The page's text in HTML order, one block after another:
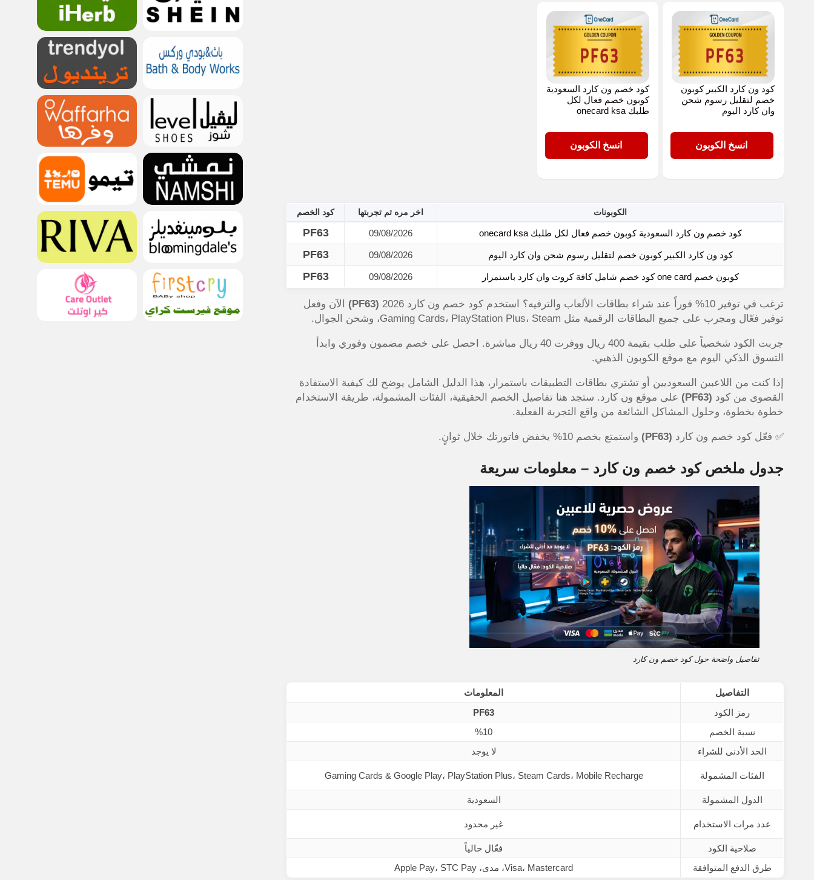
كود ون كارد الكبير كوبون
خصم لتقليل رسوم شحن
وان كارد اليوم
PF63انسخ الكوبون
كود خصم ون كارد السعودية
كوبون خصم فعال لكل
طلبك onecard ksa
PF63انسخ الكوبون
الكوبونات اخر مره تم تجربتها كود الخصم
كود خصم ون كارد السعودية كوبون خصم فعال لكل طلبك onecard ksa 09/08/2026
PF63
كود ون كارد الكبير كوبون خصم لتقليل رسوم شحن وان كارد اليوم 09/08/2026
PF63
كوبون خصم one card كود خصم شامل كافة كروت وان كارد باستمرار 09/08/2026
PF63
ترغب في توفير 10% فوراً عند شراء بطاقات الألعاب والترفيه؟ استخدم كود خصم ون كارد 2026 (PF63)
الآن وفعل
توفير فعّال ومجرب على جميع البطاقات الرقمية مثل Gaming Cards، PlayStation Plus، Steam، وشحن الجوال.
جربت الكود شخصياً على طلب بقيمة 400 ريال ووفرت 40 ريال مباشرة. احصل على خصم مضمون وفوري وابدأ
التسوق الذكي اليوم مع موقع الكوبون الذهبي.
إذا كنت من اللاعبين السعوديين أو تشتري بطاقات التطبيقات باستمرار، هذا الدليل الشامل يوضح لك كيفية الاستفادة
القصوى من كود (PF63) على موقع ون كارد. ستجد هنا تفاصيل الخصم الحقيقية، الفئات المشمولة، طريقة الاستخدام
خطوة بخطوة، وحلول المشاكل الشائعة من واقع التجربة الفعلية.
✅ فعّل كود خصم ون كارد (PF63) واستمتع بخصم 10% يخفض فاتورتك خلال ثوانٍ.
جدول ملخص كود خصم ون كارد – معلومات سريعة
تفاصيل واضحة حول كود خصم ون كارد
التفاصيل
المعلومات
رمز الكود
PF63
نسبة الخصم
%10
الحد الأدنى للشراء
لا يوجد
الفئات المشمولة Gaming Cards & Google Play، PlayStation Plus، Steam Cards، Mobile Recharge
الدول المشمولة السعودية
عدد مرات الاستخدام غير محدود
صلاحية الكود
فعّال حالياً
طرق الدفع المتوافقة
Visa، Mastercard، مدى، Apple Pay، STC Pay